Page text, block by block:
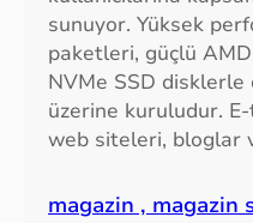
sunuyor. Yüksek
paketleri, güçlü
NVMe SSD disklerle
üzerine kuruludur.
web siteleri, bloglar
magazin , magazin